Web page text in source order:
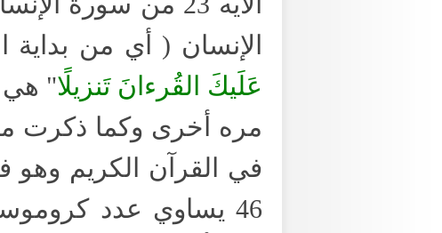
الإنسان ( أي من بداية القرآن) وبأن
عَلَيكَ القُرءانَ تَنزيلًا
في القرآن الكريم
46 يساوي عدد